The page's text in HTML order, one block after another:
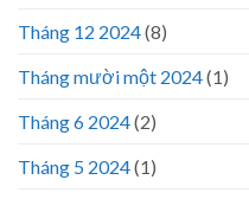
Tháng 12 2024(8)
Tháng mười một 2024(1)
Tháng 6 2024(2)
Tháng 5 2024(1)